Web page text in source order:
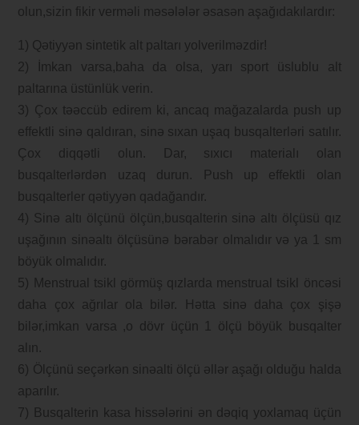
olun,sizin fikir verməli məsələlər əsasən aşağıdakılardır:
1) Qətiyyən sintetik alt paltarı yolverilməzdir!
2) İmkan varsa,baha da olsa, yarı sport üslublu alt
paltarına üstünlük verin.
3) Çox təəccüb edirem ki, ancaq mağazalarda push up
effektli sinə qaldıran, sinə sıxan uşaq busqalterləri satılır.
Çox diqqətli olun. Dar, sıxıcı materialı olan
busqalterlərdən uzaq durun. Push up effektli olan
busqalterler qətiyyən qadağandır.
4) Sinə altı ölçünü ölçün,busqalterin sinə altı ölçüsü qız
uşağının sinəaltı ölçüsünə bərabər olmalıdır və ya 1 sm
böyük olmalıdır.
5) Menstrual tsikl görmüş qızlarda menstrual tsikl öncəsi
daha çox ağrılar ola bilər. Hətta sinə daha çox şişə
bilər,imkan varsa ,o dövr üçün 1 ölçü böyük busqalter
alın.
6) Ölçünü seçərkən sinəalti ölçü əllər aşağı olduğu halda
aparılır.
7) Busqalterin kasa hissələrini ən dəqiq yoxlamaq üçün